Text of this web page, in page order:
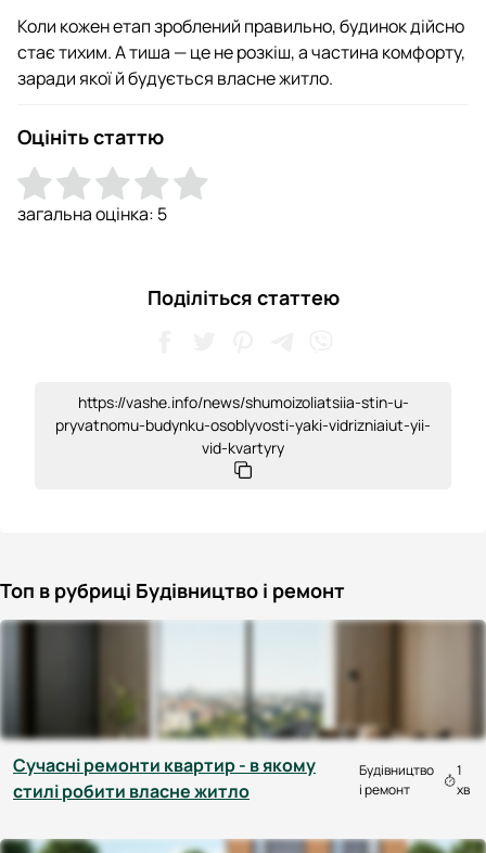
Коли кожен етап зроблений правильно, будинок дійсно
стає тихим. А тиша — це не розкіш, а частина комфорту,
заради якої й будується власне житло.
Оцініть статтю
загальна оцінка: 5
Поділіться статтею
https://vashe.info/news/shumoizoliatsiia-stin-u-
pryvatnomu-budynku-osoblyvosti-yaki-vidrizniaiut-yii-
vid-kvartyry
Топ в рубриці Будівництво і ремонт
Cучасні ремонти квартир - в якому
стилі робити власне житло
Будівництво
і ремонт
1
хв